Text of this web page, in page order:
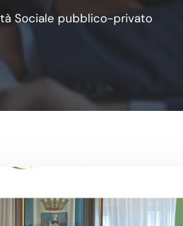
Sociale pubblico-privato